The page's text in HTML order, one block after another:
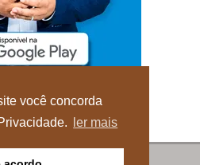
você concorda
ler mais